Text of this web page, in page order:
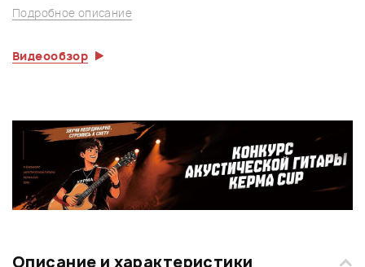
Подробное описание
Видеообзор
Описание и характеристики